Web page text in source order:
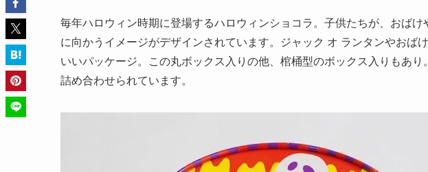
毎年ハロウィン時期に登場するハロウィンショコラ。子供たちが、おばけ
に向かうイメージがデザインされています。ジャック オ ランタンやおば
いいパッケージ。この丸ボックス入りの他、棺桶型のボックス入りもあ
詰め合わせられています。